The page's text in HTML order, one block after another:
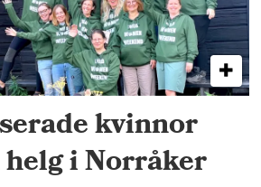
kvinnor
i Norråker